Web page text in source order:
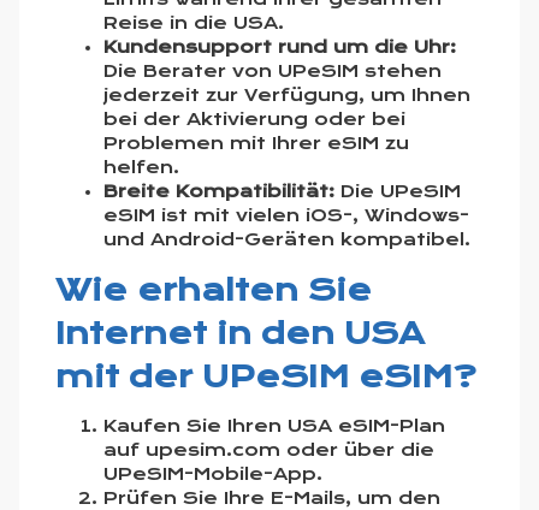
Reise in die USA.
Kundensupport rund um die Uhr:
Die Berater von UPeSIM stehen
jederzeit zur Verfügung, um Ihnen
bei der Aktivierung oder bei
Problemen mit Ihrer eSIM zu
helfen.
Breite Kompatibilität: Die UPeSIM
eSIM ist mit vielen iOS-, Windows-
und Android-Geräten kompatibel.
Wie erhalten Sie
Internet in den USA
mit der UPeSIM eSIM?
Kaufen Sie Ihren USA eSIM-Plan
auf upesim.com oder über die
UPeSIM-Mobile-App.
Prüfen Sie Ihre E-Mails, um den